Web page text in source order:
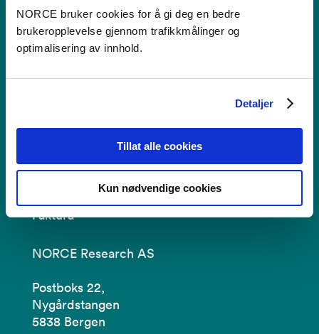
NORCE bruker cookies for å gi deg en bedre
brukeropplevelse gjennom trafikkmålinger og
optimalisering av innhold.
Detaljer
Tillat alle cookies
Kun nødvendige cookies
post@norceresearch.no
Se alle våre lokasjoner
Tilgjengelighetserklæring
Personvern i NORCE
Faktura
NORCE Research AS
Postboks 22,
Nygårdstangen
5838 Bergen